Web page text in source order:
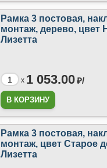
Рамка 3 постовая,
монтаж, дерево, цвет
Лизетта
x 1 053.00₽/
Рамка 3 постовая,
монтаж, цвет Старое
Лизетта